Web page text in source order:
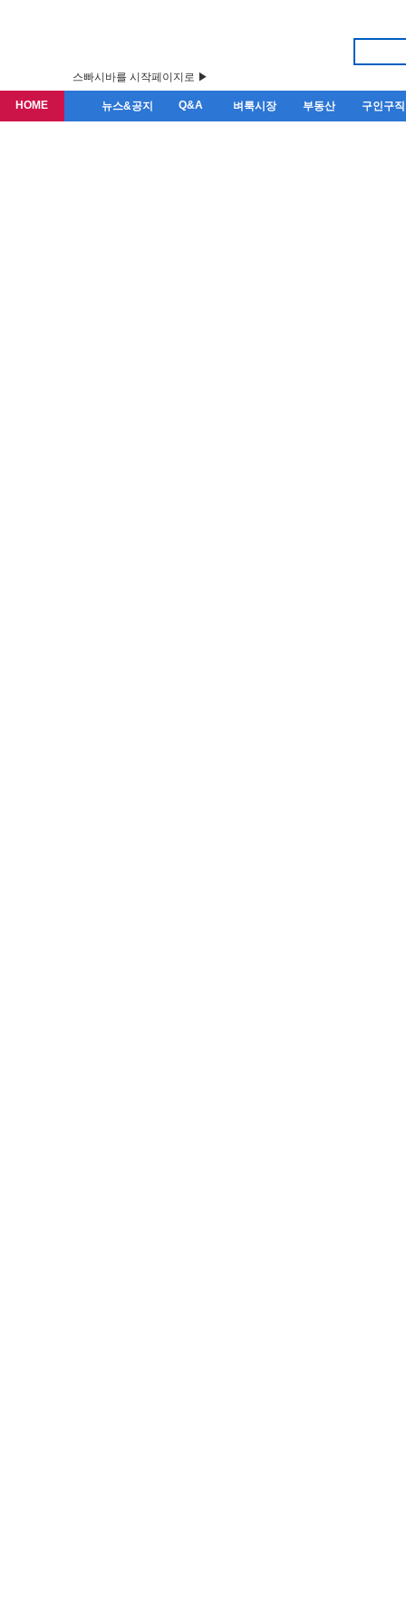
스빠시바를 시작페이지로 ▶
HOME 뉴스&공지 Q&A 벼룩시장 부동산 구인구직